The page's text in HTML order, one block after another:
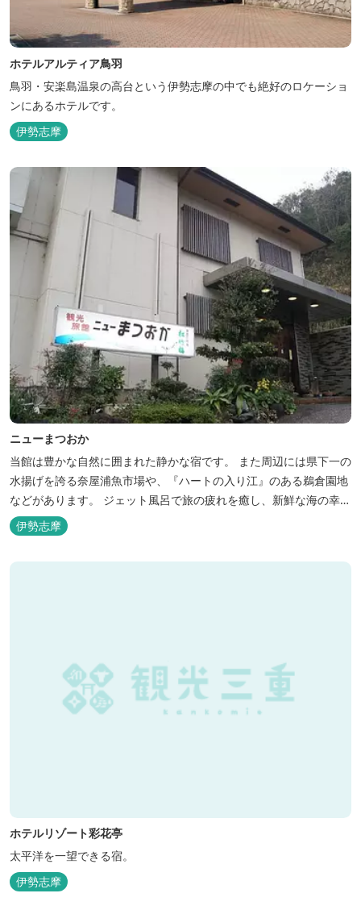
ホテルアルティア鳥羽
鳥羽・安楽島温泉の高台という伊勢志摩の中でも絶好のロケーショ
ンにあるホテルです。
伊勢志摩
ニューまつおか
当館は豊かな自然に囲まれた静かな宿です。 また周辺には県下一の
水揚げを誇る奈屋浦魚市場や、『ハートの入り江』のある鵜倉園地
などがあります。 ジェット風呂で旅の疲れを癒し、新鮮な海の幸を
どうぞお楽しみください。 ゆったりと・・のんびりと・・くつろぎ
の時間がここにあります。
伊勢志摩
ホテルリゾート彩花亭
太平洋を一望できる宿。
伊勢志摩